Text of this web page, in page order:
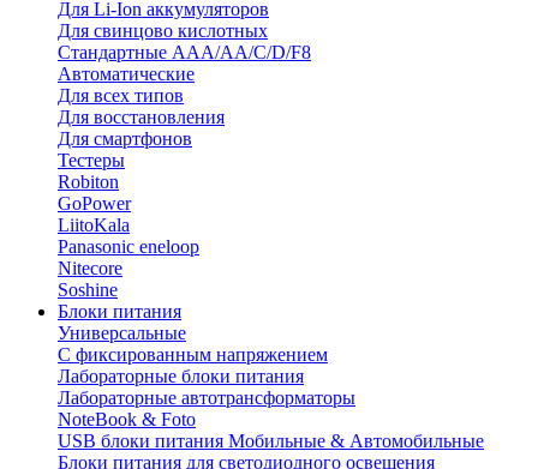
Для Li-Ion аккумуляторов
Для свинцово кислотных
Стандартные ААА/АА/С/D/F8
Автоматические
Для всех типов
Для восстановления
Для смартфонов
Тестеры
Robiton
GoPower
LiitoKala
Panasonic eneloop
Nitecore
Soshine
Блоки питания
Универсальные
C фиксированным напряжением
Лабораторные блоки питания
Лабораторные автотрансформаторы
NoteBook & Foto
USB блоки питания Мобильные & Автомобильные
Блоки питания для светодиодного освещения